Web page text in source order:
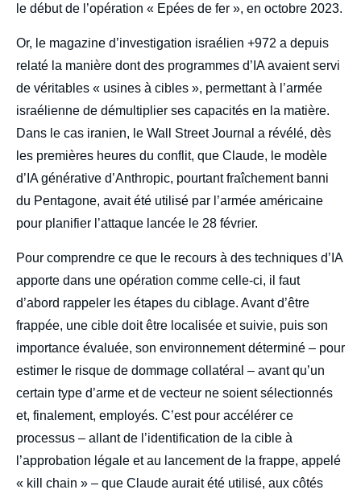
le début de l’opération « Epées de fer », en octobre 2023.
Or, le magazine d’investigation israélien +972 a depuis
relaté la manière dont des programmes d’IA avaient servi
de véritables « usines à cibles », permettant à l’armée
israélienne de démultiplier ses capacités en la matière.
Dans le cas iranien, le Wall Street Journal a révélé, dès
les premières heures du conflit, que Claude, le modèle
d’IA générative d’Anthropic, pourtant fraîchement banni
du Pentagone, avait été utilisé par l’armée américaine
pour planifier l’attaque lancée le 28 février.
Pour comprendre ce que le recours à des techniques d’IA
apporte dans une opération comme celle-ci, il faut
d’abord rappeler les étapes du ciblage. Avant d’être
frappée, une cible doit être localisée et suivie, puis son
importance évaluée, son environnement déterminé – pour
estimer le risque de dommage collatéral – avant qu’un
certain type d’arme et de vecteur ne soient sélectionnés
et, finalement, employés. C’est pour accélérer ce
processus – allant de l’identification de la cible à
l’approbation légale et au lancement de la frappe, appelé
« kill chain » – que Claude aurait été utilisé, aux côtés